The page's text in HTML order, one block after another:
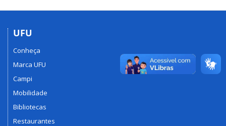
UFU
Conheça
Marca UFU
Campi
Mobilidade
Bibliotecas
Restaurantes